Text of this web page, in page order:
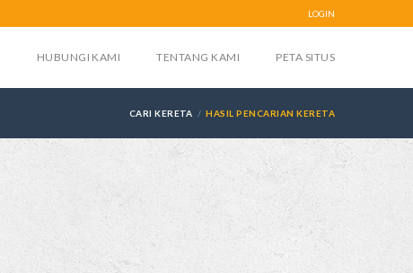
LOGIN
HUBUNGI KAMI TENTANG KAMI PETA SITUS
CARI KERETA HASIL PENCARIAN KERETA